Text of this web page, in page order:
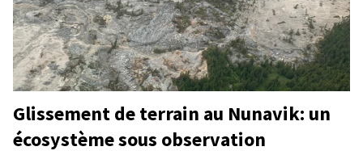
Glissement de terrain au Nunavik: un
écosystème sous observation